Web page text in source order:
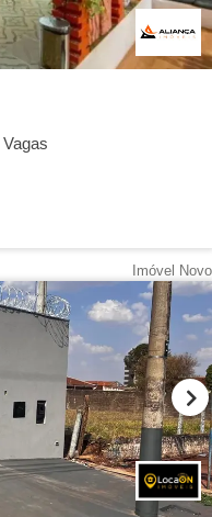
Vagas
Imóvel Novo